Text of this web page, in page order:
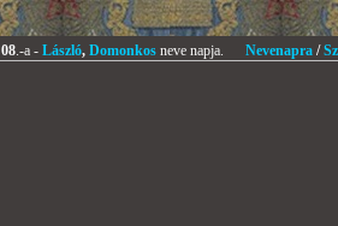
08.-a - László, Domonkosneve napja. Nevenapra/